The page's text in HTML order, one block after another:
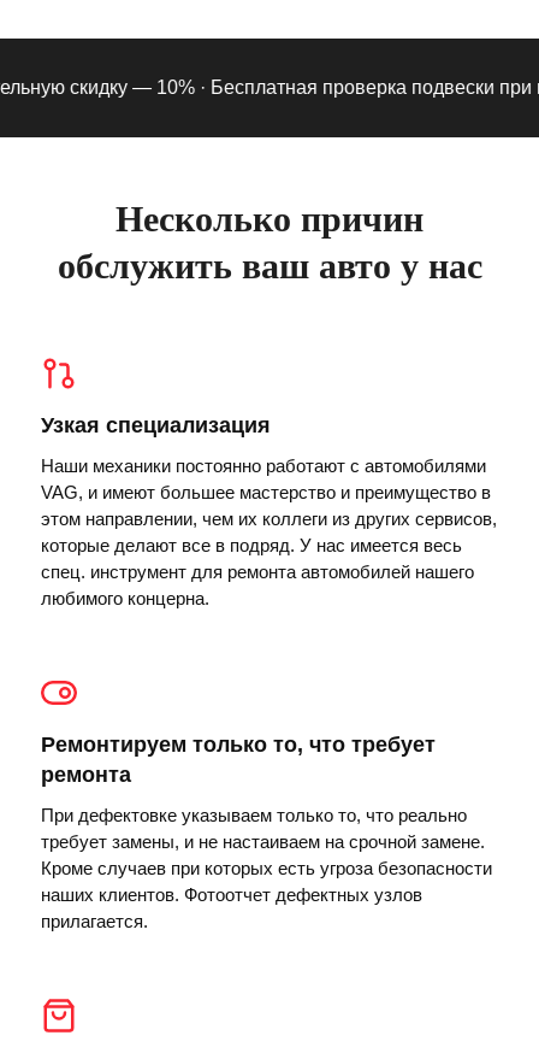
скидку — 10% ·Бесплатная проверка подвески при
Несколько причин
обслужить ваш авто у нас
Узкая специализация
Наши механики постоянно работают с автомобилями
VAG, и имеют большее мастерство и преимущество в
этом направлении, чем их коллеги из других сервисов,
которые делают все в подряд. У нас имеется весь
спец. инструмент для ремонта автомобилей нашего
любимого концерна.
Ремонтируем только то, что требует
ремонта
При дефектовке указываем только то, что реально
требует замены, и не настаиваем на срочной замене.
Кроме случаев при которых есть угроза безопасности
наших клиентов. Фотоотчет дефектных узлов
прилагается.